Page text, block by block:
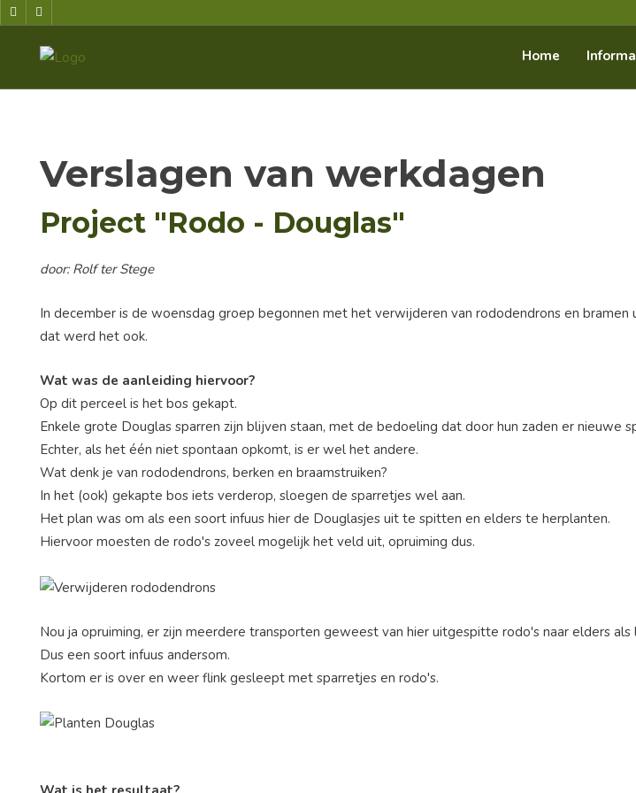
Home
Verslagen van werkdagen
Project "Rodo - Douglas"
door: Rolf ter Stege
In december is de woensdag groep begonnen met het verwijderen van rododendrons en
dat werd het ook.
Wat was de aanleiding hiervoor?
Op dit perceel is het bos gekapt.
Enkele grote Douglas sparren zijn blijven staan, met de bedoeling dat door hun zaden er nieuwe
Echter, als het één niet spontaan opkomt, is er wel het andere.
Wat denk je van rododendrons, berken en braamstruiken?
In het (ook) gekapte bos iets verderop, sloegen de sparretjes wel aan.
Het plan was om als een soort infuus hier de Douglasjes uit te spitten en elders te herplanten.
Hiervoor moesten de rodo's zoveel mogelijk het veld uit, opruiming dus.
Nou ja opruiming, er zijn meerdere transporten geweest van hier uitgespitte rodo's naar elders als
Dus een soort infuus andersom.
Kortom er is over en weer flink gesleept met sparretjes en rodo's.